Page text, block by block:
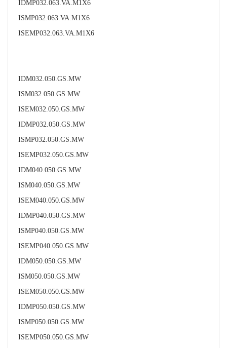
IDMP032.063.VA.M1X6
ISMP032.063.VA.M1X6
ISEMP032.063.VA.M1X6
IDM032.050.GS.MW
ISM032.050.GS.MW
ISEM032.050.GS.MW
IDMP032.050.GS.MW
ISMP032.050.GS.MW
ISEMP032.050.GS.MW
IDM040.050.GS.MW
ISM040.050.GS.MW
ISEM040.050.GS.MW
IDMP040.050.GS.MW
ISMP040.050.GS.MW
ISEMP040.050.GS.MW
IDM050.050.GS.MW
ISM050.050.GS.MW
ISEM050.050.GS.MW
IDMP050.050.GS.MW
ISMP050.050.GS.MW
ISEMP050.050.GS.MW